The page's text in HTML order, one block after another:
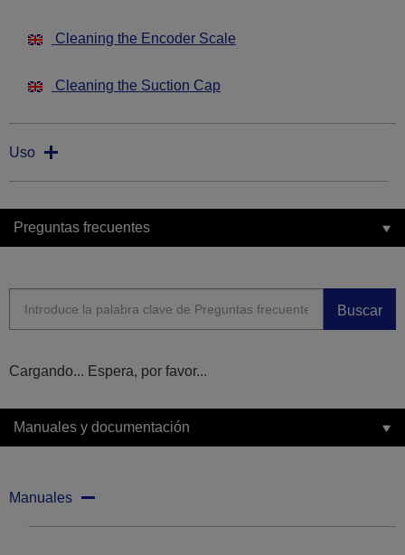
Cleaning the Encoder Scale
Cleaning the Suction Cap
Uso
Preguntas frecuentes
Buscar
Cargando... Espera, por favor...
Manuales y documentación
Manuales